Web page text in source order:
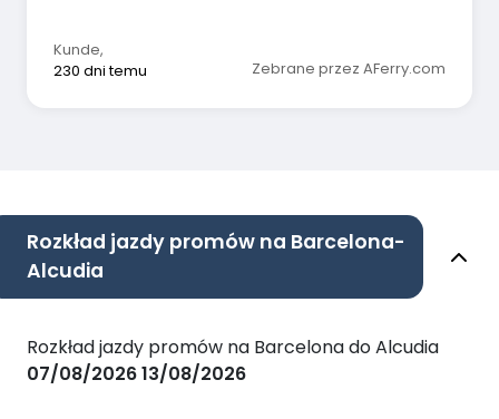
Kunde,
230 dni temu
Zebrane przez AFerry.com
Rozkład jazdy promów na Barcelona-
Alcudia
Rozkład jazdy promów na Barcelona do Alcudia
07/08/202613/08/2026